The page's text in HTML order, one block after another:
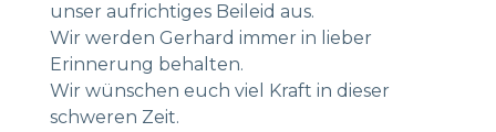
unser aufrichtiges Beileid aus.
Wir werden Gerhard immer in lieber
Erinnerung behalten.
Wir wünschen euch viel Kraft in dieser
schweren Zeit.